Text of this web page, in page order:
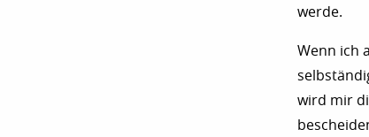
werde.
Wenn ich
wird mir